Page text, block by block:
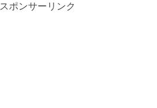
スポンサーリンク